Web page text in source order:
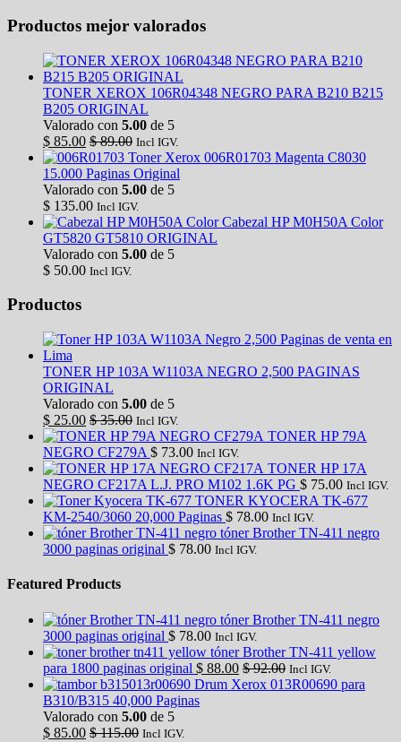
Productos mejor valorados
TONER XEROX 106R04348 NEGRO PARA B210 B215
B205 ORIGINAL
Valorado con 5.00 de 5
$ 85.00 $89.00 Incl IGV.
Toner Xerox 006R01703 Magenta C8030
15.000 Paginas Original
Valorado con 5.00 de 5
$ 135.00 Incl IGV.
Cabezal HP M0H50A Color
GT5820 GT5810 ORIGINAL
Valorado con 5.00 de 5
$ 50.00 Incl IGV.
Productos
TONER HP 103A W1103A NEGRO 2,500 PAGINAS
ORIGINAL
Valorado con 5.00 de 5
$ 25.00 $35.00 Incl IGV.
TONER HP 79A
NEGRO CF279A $ 73.00 Incl IGV.
TONER HP 17A
NEGRO CF217A L.J. PRO M102 1.6K PG $ 75.00 Incl IGV.
TONER KYOCERA TK-677
KM-2540/3060 20,000 Paginas $ 78.00 Incl IGV.
tóner Brother TN-411 negro
3000 paginas original $ 78.00 Incl IGV.
Featured Products
tóner Brother TN-411 negro
3000 paginas original $ 78.00 Incl IGV.
tóner Brother TN-411 yellow
para 1800 paginas original $ 88.00 $92.00 Incl IGV.
Drum Xerox 013R00690 para
B310/B315 40,000 Paginas
Valorado con 5.00 de 5
$ 85.00 $115.00 Incl IGV.